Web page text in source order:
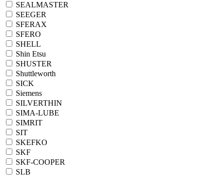
SEALMASTER
SEEGER
SFERAX
SFERO
SHELL
Shin Etsu
SHUSTER
Shuttleworth
SICK
Siemens
SILVERTHIN
SIMA-LUBE
SIMRIT
SIT
SKEFKO
SKF
SKF-COOPER
SLB